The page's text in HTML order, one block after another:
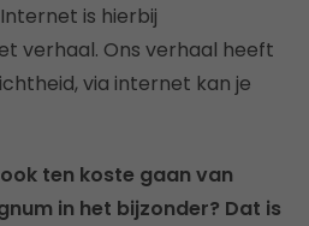
is hierbij
verhaal. Ons verhaal heeft
via internet kan je
ten koste gaan van
in het bijzonder? Dat is